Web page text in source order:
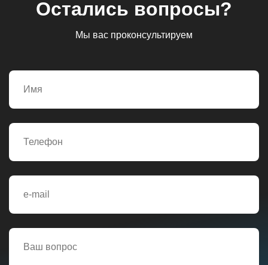
Остались вопросы?
Мы вас проконсультируем